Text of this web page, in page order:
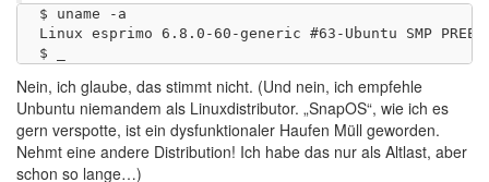
$ uname -a
Linux esprimo 6.8.0-60-generic #63-Ubuntu SMP
Nein, ich glaube, das stimmt nicht. (Und nein, ich empfehle
Unbuntu niemandem als Linuxdistributor. „SnapOS“, wie ich es
gern verspotte, ist ein dysfunktionaler Haufen Müll geworden.
Nehmt eine andere Distribution! Ich habe das nur als Altlast, aber
schon so lange…)